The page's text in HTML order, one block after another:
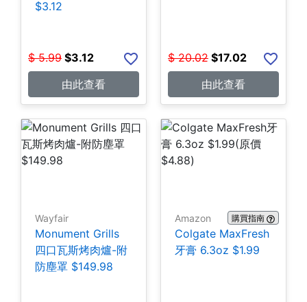
$3.12
$ 5.99 $3.12
由此查看
$ 20.02 $17.02
由此查看
Wayfair
Monument Grills
四口瓦斯烤肉爐-附
防塵罩 $149.98
Amazon 購買指南
Colgate MaxFresh
牙膏 6.3oz $1.99